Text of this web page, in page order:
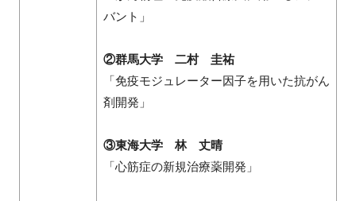
バント」
②群馬大学 二村 圭祐
「免疫モジュレーター因子を用いた抗がん
剤開発」
③東海大学 林 丈晴
「心筋症の新規治療薬開発」